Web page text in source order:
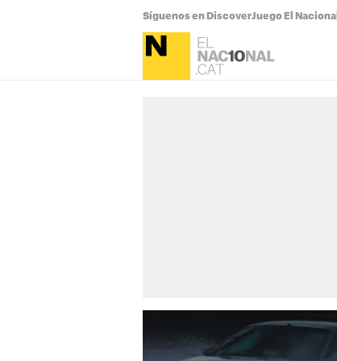
Síguenos en DiscoverJuego El Nacional